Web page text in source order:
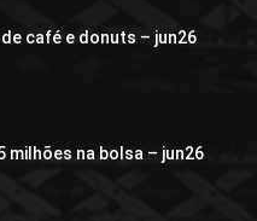
café e donuts – jun26
milhões na bolsa – jun26